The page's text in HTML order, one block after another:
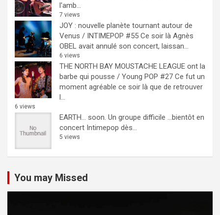
l'amb...
7 views
JOY : nouvelle planète tournant autour de
Venus / INTIMEPOP #55 Ce soir là Agnès
OBEL avait annulé son concert, laissan...
6 views
THE NORTH BAY MOUSTACHE LEAGUE ont la
barbe qui pousse / Young POP #27 Ce fut un
moment agréable ce soir là que de retrouver
l...
6 views
EARTH… soon. Un groupe difficile ...bientôt en
concert Intimepop dès...
5 views
You may Missed